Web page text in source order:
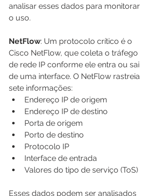
analisar esses dados para monitorar
o uso.
NetFlow: Um protocolo crítico é o
Cisco NetFlow, que coleta o tráfego
de rede IP conforme ele entra ou sai
de uma interface. O NetFlow rastreia
sete informações:
Endereço IP de origem
Endereço IP de destino
Porta de origem
Porto de destino
Protocolo IP
Interface de entrada
Valores do tipo de serviço (ToS)
Esses dados podem ser analisados ​​